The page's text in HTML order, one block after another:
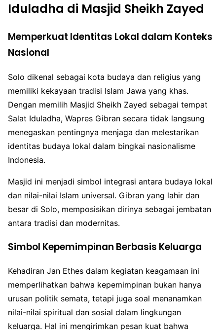
Iduladha di Masjid Sheikh Zayed
Memperkuat Identitas Lokal dalam Konteks
Nasional
Solo dikenal sebagai kota budaya dan religius yang
memiliki kekayaan tradisi Islam Jawa yang khas.
Dengan memilih Masjid Sheikh Zayed sebagai tempat
Salat Iduladha, Wapres Gibran secara tidak langsung
menegaskan pentingnya menjaga dan melestarikan
identitas budaya lokal dalam bingkai nasionalisme
Indonesia.
Masjid ini menjadi simbol integrasi antara budaya lokal
dan nilai-nilai Islam universal. Gibran yang lahir dan
besar di Solo, memposisikan dirinya sebagai jembatan
antara tradisi dan modernitas.
Simbol Kepemimpinan Berbasis Keluarga
Kehadiran Jan Ethes dalam kegiatan keagamaan ini
memperlihatkan bahwa kepemimpinan bukan hanya
urusan politik semata, tetapi juga soal menanamkan
nilai-nilai spiritual dan sosial dalam lingkungan
keluarga. Hal ini mengirimkan pesan kuat bahwa